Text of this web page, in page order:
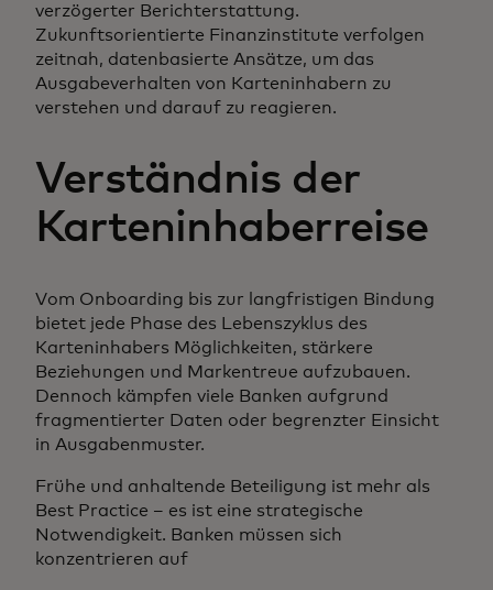
verzögerter Berichterstattung.
Zukunftsorientierte Finanzinstitute verfolgen
zeitnah, datenbasierte Ansätze, um das
Ausgabeverhalten von Karteninhabern zu
verstehen und darauf zu reagieren.
Verständnis der
Karteninhaberreise
Vom Onboarding bis zur langfristigen Bindung
bietet jede Phase des Lebenszyklus des
Karteninhabers Möglichkeiten, stärkere
Beziehungen und Markentreue aufzubauen.
Dennoch kämpfen viele Banken aufgrund
fragmentierter Daten oder begrenzter Einsicht
in Ausgabenmuster.
Frühe und anhaltende Beteiligung ist mehr als
Best Practice – es ist eine strategische
Notwendigkeit. Banken müssen sich
konzentrieren auf